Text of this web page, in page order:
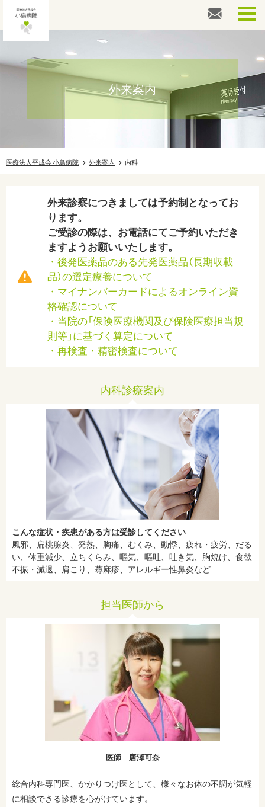
外来診察専用番号
026-217-3861
健診・ドック専用番号
026-217-3862
026-217-3866
人間ドック
在宅支援サービス
お問い合わせ
外来案内
医療法人平成会 小島病院 外来案内 内科
外来診察につきましては予約制となってお
ります。
ご受診の際は、お電話にてご予約いただき
ますようお願いいたします。
・後発医薬品のある先発医薬品（長期収載
品）の選定療養について
・マイナンバーカードによるオンライン資
格確認について
・当院の「保険医療機関及び保険医療担当規
則等」に基づく算定について
・再検査・精密検査について
内科診療案内
こんな症状・疾患がある方は受診してください
風邪、扁桃腺炎、発熱、胸痛、むくみ、動悸、疲れ・疲労、だる
い、体重減少、立ちくらみ、嘔気、嘔吐、吐き気、胸焼け、食欲
不振・減退、肩こり、蕁麻疹、アレルギー性鼻炎など
担当医師から
医師 唐澤可奈
総合内科専門医、かかりつけ医として、様々なお体の不調が気軽
に相談できる診療を心がけています。